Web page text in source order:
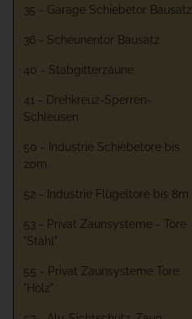
35 - Garage Schiebetor Bausatz
36 - Scheunentor Bausatz
40 - Stabgitterzäune
41 - Drehkreuz-Sperren-
Schleusen
50 - Industrie Schiebetore bis
20m
52 - Industrie Flügeltore bis 8m
53 - Privat Zaunsysteme - Tore
"Stahl"
55 - Privat Zaunsysteme Tore
"Holz"